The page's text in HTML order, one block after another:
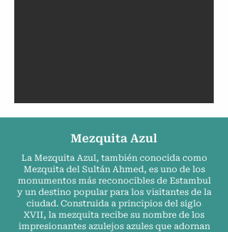
Mezquita Azul
La Mezquita Azul, también conocida como
Mezquita del Sultán Ahmed, es uno de los
monumentos más reconocibles de Estambul
y un destino popular para los visitantes de la
ciudad. Construida a principios del siglo
XVII, la mezquita recibe su nombre de los
impresionantes azulejos azules que adornan